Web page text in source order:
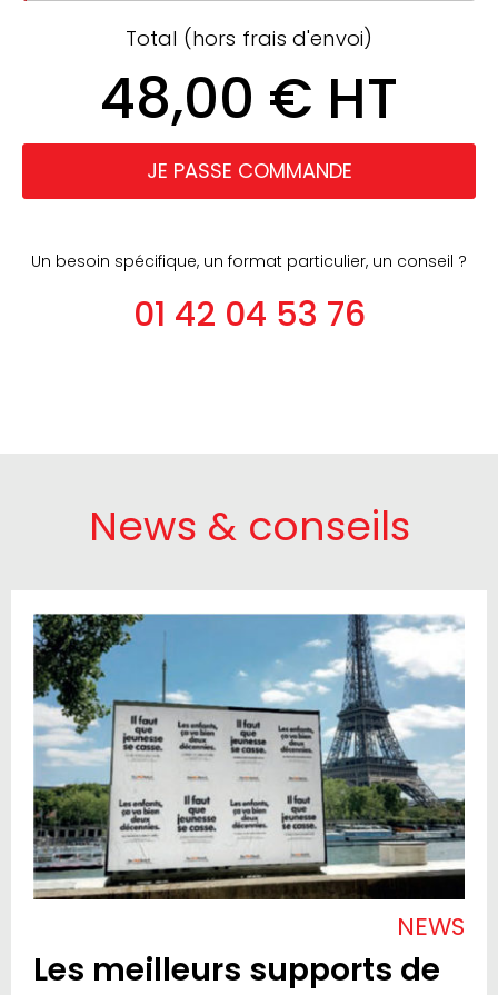
Total (hors frais d'envoi)
48,00 € HT
JE PASSE COMMANDE
Un besoin spécifique, un format particulier, un conseil ?
01 42 04 53 76
News & conseils
NEWS
Les meilleurs supports de